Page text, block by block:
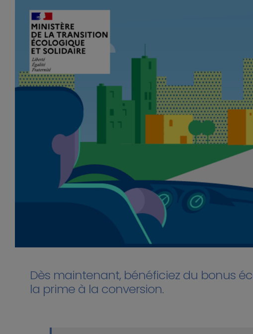
Dès maintenant, bénéficiez du bonus
la prime à la conversion.